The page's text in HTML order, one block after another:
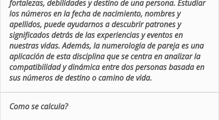
fortalezas, debilidades y destino de una persona. Estudiar
los números en la fecha de nacimiento, nombres y
apellidos, puede ayudarnos a descubrir patrones y
significados detrás de las experiencias y eventos en
nuestras vidas. Además, la numerologia de pareja es una
aplicación de esta disciplina que se centra en analizar la
compatibilidad y dinámica entre dos personas basada en
sus números de destino o camino de vida.
Como se calcula?